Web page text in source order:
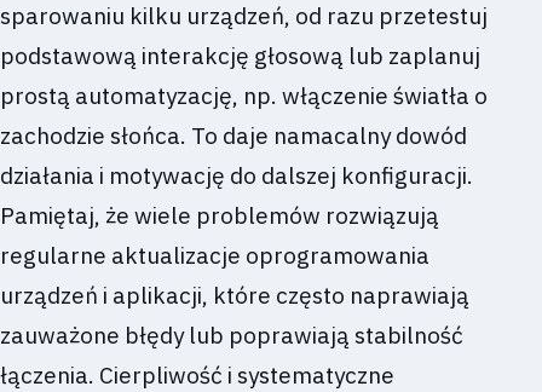
sparowaniu kilku urządzeń, od razu przetestuj
podstawową interakcję głosową lub zaplanuj
prostą automatyzację, np. włączenie światła o
zachodzie słońca. To daje namacalny dowód
działania i motywację do dalszej konfiguracji.
Pamiętaj, że wiele problemów rozwiązują
regularne aktualizacje oprogramowania
urządzeń i aplikacji, które często naprawiają
zauważone błędy lub poprawiają stabilność
łączenia. Cierpliwość i systematyczne